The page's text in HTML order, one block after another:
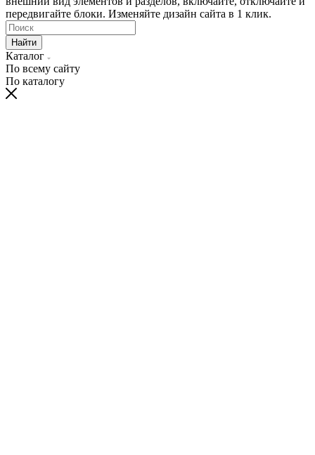
передвигайте блоки. Изменяйте дизайн сайта в 1 клик.
Найти
Каталог
По всему сайту
По каталогу